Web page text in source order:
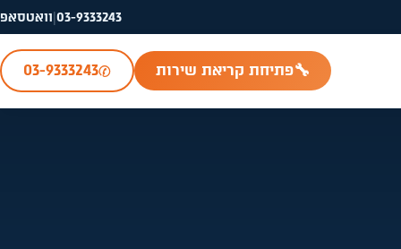
03-9333243
|וואטסאפ
🔧פתיחת קריאת שירות ✆
03-9333243